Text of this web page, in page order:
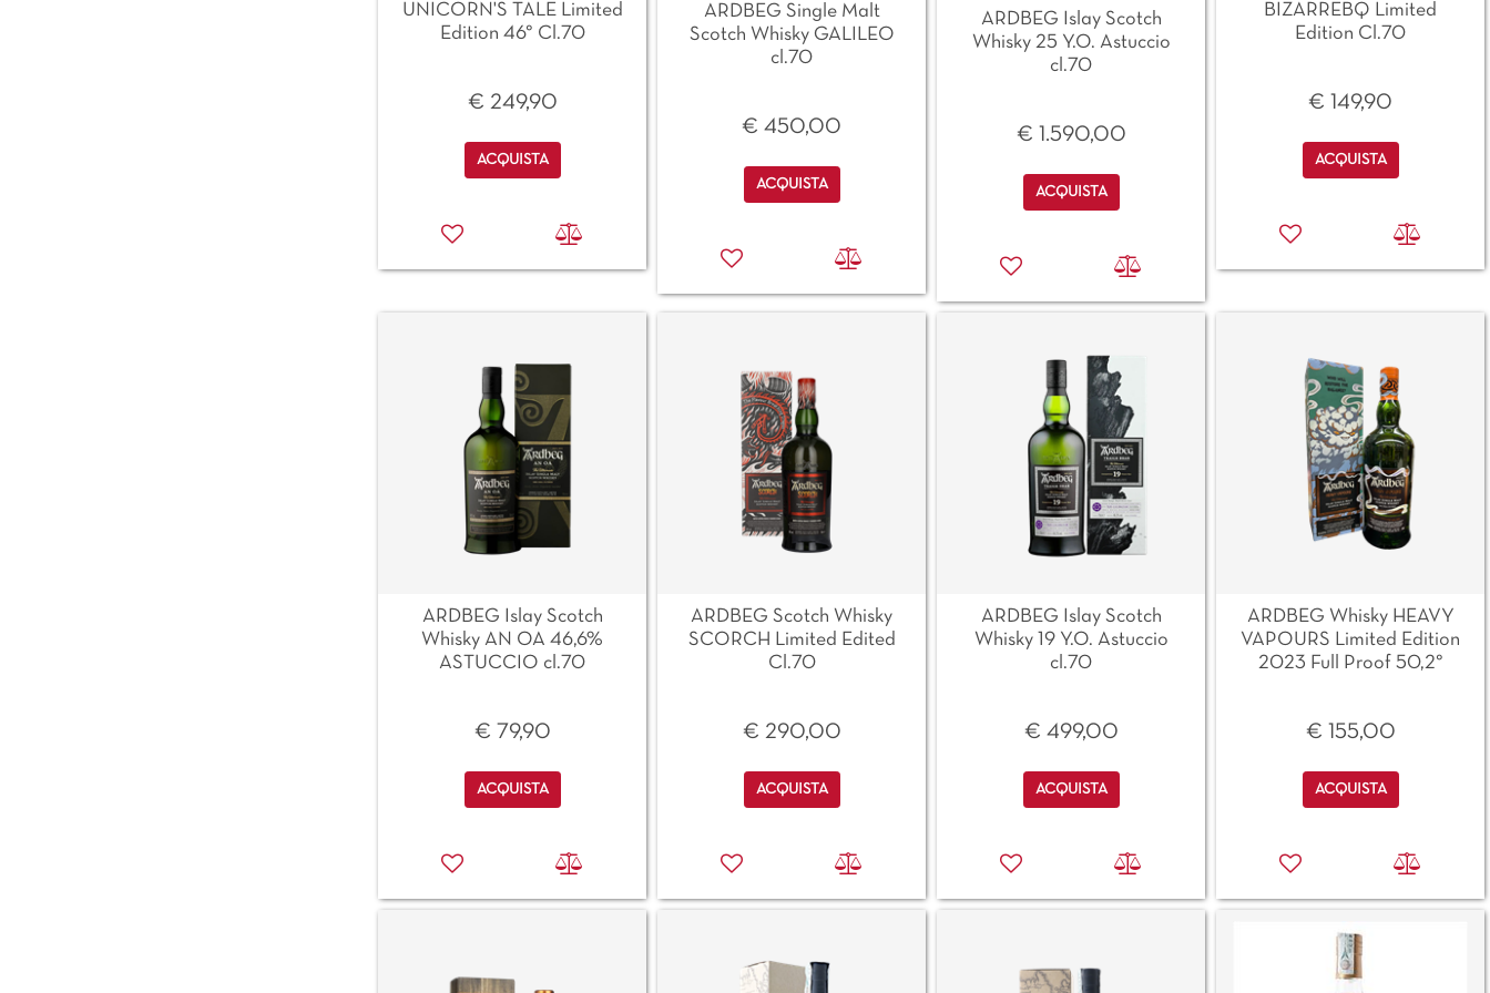
UNICORN'S TALE Limited
Edition 46° Cl.70
€ 249,90
Quantità
ACQUISTA
ARDBEG Single Malt
Scotch Whisky GALILEO
cl.70
€ 450,00
Quantità
ACQUISTA
ARDBEG Islay Scotch
Whisky 25 Y.O. Astuccio
cl.70
€ 1.590,00
Quantità
ACQUISTA
BIZARREBQ Limited
Edition Cl.70
€ 149,90
Quantità
ACQUISTA
ARDBEG Islay Scotch
Whisky AN OA 46,6%
ASTUCCIO cl.70
€ 79,90
Quantità
ACQUISTA
ARDBEG Scotch Whisky
SCORCH Limited Edited
Cl.70
€ 290,00
Quantità
ACQUISTA
ARDBEG Islay Scotch
Whisky 19 Y.O. Astuccio
cl.70
€ 499,00
Quantità
ACQUISTA
ARDBEG Whisky HEAVY
VAPOURS Limited Edition
2023 Full Proof 50,2°
€ 155,00
Quantità
ACQUISTA